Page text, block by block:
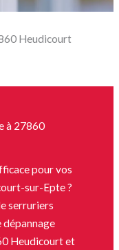
Heudicourt
à 27860
pour vos
sur-Epte ?
serruriers
dépannage
Heudicourt et